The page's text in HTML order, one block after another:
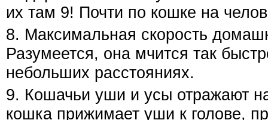
их там 9! Почти по кошке на
8. Максимальная скорость
Разумеется, она мчится так
небольших расстояниях.
9. Кошачьи уши и усы отражают
кошка прижимает уши к голове,